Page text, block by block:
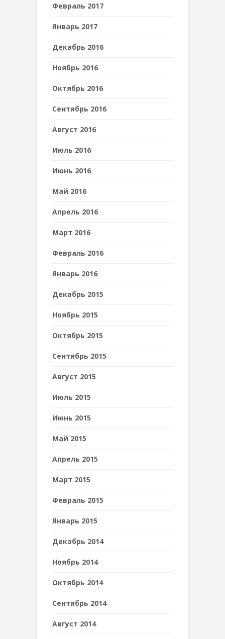
Февраль 2017
Январь 2017
Декабрь 2016
Ноябрь 2016
Октябрь 2016
Сентябрь 2016
Август 2016
Июль 2016
Июнь 2016
Май 2016
Апрель 2016
Март 2016
Февраль 2016
Январь 2016
Декабрь 2015
Ноябрь 2015
Октябрь 2015
Сентябрь 2015
Август 2015
Июль 2015
Июнь 2015
Май 2015
Апрель 2015
Март 2015
Февраль 2015
Январь 2015
Декабрь 2014
Ноябрь 2014
Октябрь 2014
Сентябрь 2014
Август 2014